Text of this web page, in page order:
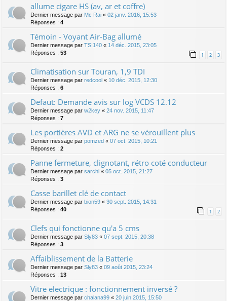
allume cigare HS (av, ar et coffre)
Dernier message par Mc Rai « 02 janv. 2016, 15:53
Réponses : 4
Témoin - Voyant Air-Bag allumé
Dernier message par TSI140 « 14 déc. 2015, 23:05
Réponses : 53 1 2 3
Climatisation sur Touran, 1,9 TDI
Dernier message par redcool « 10 déc. 2015, 12:30
Réponses : 6
Defaut: Demande avis sur log VCDS 12.12
Dernier message par w2key « 24 nov. 2015, 11:47
Réponses : 7
Les portières AVD et ARG ne se vérouillent plus
Dernier message par pomzed « 07 oct. 2015, 10:21
Réponses : 2
Panne fermeture, clignotant, rétro coté conducteur
Dernier message par sarchi « 05 oct. 2015, 21:27
Réponses : 3
Casse barillet clé de contact
Dernier message par bion59 « 30 sept. 2015, 14:31
Réponses : 40 1 2
Clefs qui fonctionne qu'a 5 cms
Dernier message par Sly83 « 07 sept. 2015, 20:38
Réponses : 3
Affaiblissement de la Batterie
Dernier message par Sly83 « 09 août 2015, 23:24
Réponses : 13
Vitre electrique : fonctionnement inversé ?
Dernier message par chalana99 « 20 juin 2015, 15:50